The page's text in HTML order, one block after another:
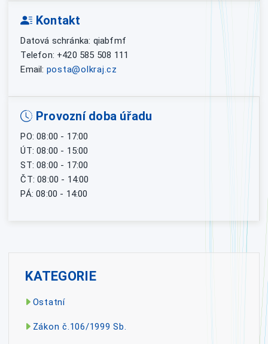
Kontakt
Datová schránka: qiabfmf
Telefon: +420 585 508 111
Email: posta@olkraj.cz
Provozní doba úřadu
PO: 08:00 - 17:00
ÚT: 08:00 - 15:00
ST: 08:00 - 17:00
ČT: 08:00 - 14:00
PÁ: 08:00 - 14:00
KATEGORIE
Ostatní
Zákon č.106/1999 Sb.